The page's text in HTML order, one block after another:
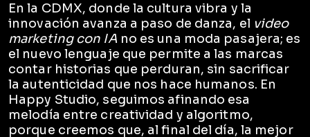
En la CDMX, donde la cultura vibra y la
innovación avanza a paso de danza, el video
marketing con IA no es una moda pasajera; es
el nuevo lenguaje que permite a las marcas
contar historias que perduran, sin sacrificar
la autenticidad que nos hace humanos. En
Happy Studio, seguimos afinando esa
melodía entre creatividad y algoritmo,
porque creemos que, al final del día, la mejor